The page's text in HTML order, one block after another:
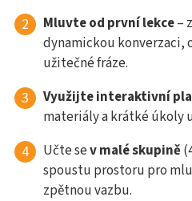
Mluvte od první lekce–
dynamickou konverzaci,
užitečné fráze.
Využijte interaktivní
materiály a krátké úkoly
Učte sev malé skupině
spoustu prostoru pro
zpětnou vazbu.